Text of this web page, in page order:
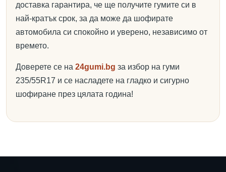
доставка гарантира, че ще получите гумите си в
най-кратък срок, за да може да шофирате
автомобила си спокойно и уверено, независимо от
времето.
Доверете се на 24gumi.bg за избор на гуми
235/55R17 и се насладете на гладко и сигурно
шофиране през цялата година!